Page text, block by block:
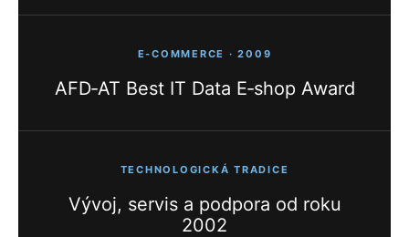
E‑COMMERCE · 2009
AFD‑AT Best IT Data E‑shop Award
TECHNOLOGICKÁ TRADICE
Vývoj, servis a podpora od roku
2002